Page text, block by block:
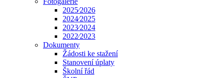
2025⁄2026
2024⁄2025
2023⁄2024
2022⁄2023
Dokumenty
Žádosti ke stažení
Stanovení úplaty
Školní řád